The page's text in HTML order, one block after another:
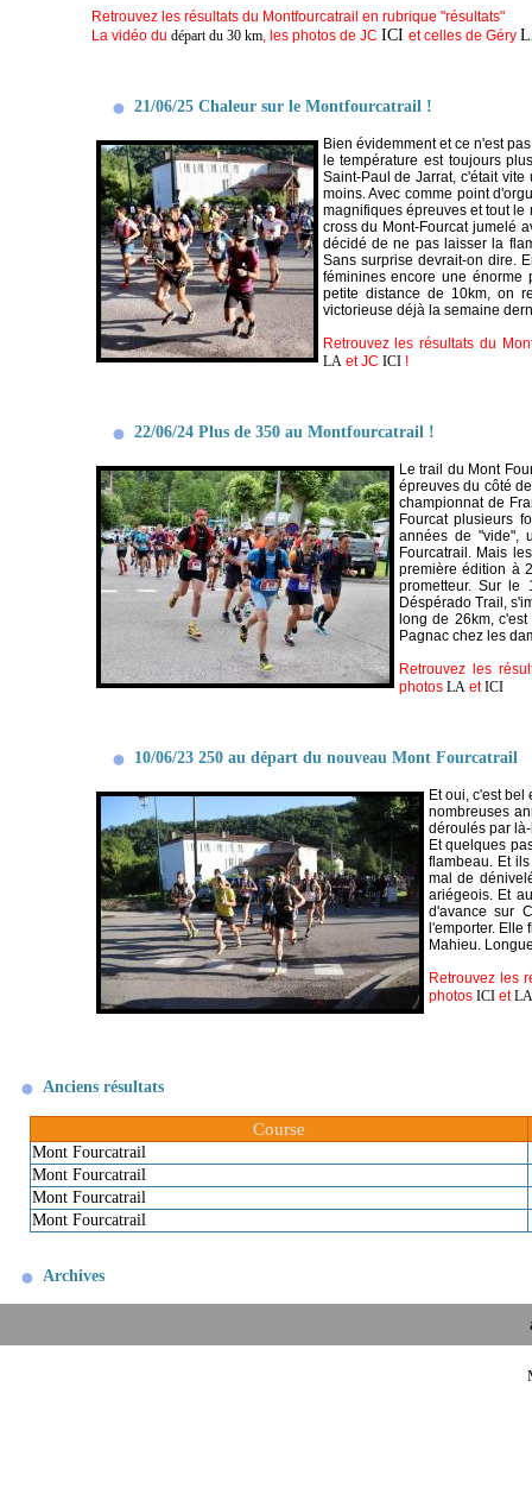
Retrouvez les résultats du Montfourcatrail en rubrique "résultats"
La vidéo du départ du 30 km, les photos de JC ICI et celles de Géry
21/06/25 Chaleur sur le Montfourcatrail !
Bien évidemment et ce n'est
le température est toujours
Saint-Paul de Jarrat, c'était
moins. Avec comme point
magnifiques épreuves et tout
cross du Mont-Fourcat jumelé
décidé de ne pas laisser la
Sans surprise devrait-on dire.
féminines encore une
petite distance de 10km, on
victorieuse déjà la semaine
Retrouvez les résultats du
LA et JC ICI!
22/06/24 Plus de 350 au Montfourcatrail !
Le trail du Mont
épreuves du côté
championnat de
Fourcat plusieurs
années de "vide",
Fourcatrail. Mais
première édition à
prometteur. Sur le
Déspérado Trail,
long de 26km,
Pagnac chez les
Retrouvez les
photos LA etICI
10/06/23 250 au départ du nouveau Mont Fourcatrail
Et oui, c'est bel
nombreuses
déroulés par
Et quelques
flambeau. Et
mal de
ariégeois. Et
d'avance sur
l'emporter. Elle
Mahieu.
Retrouvez les
photos ICIetLA
Anciens résultats
Course
Mont Fourcatrail
Mont Fourcatrail
Mont Fourcatrail
Mont Fourcatrail
Archives